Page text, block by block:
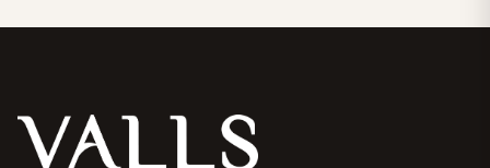
Valls® — site haritası ve iletişim